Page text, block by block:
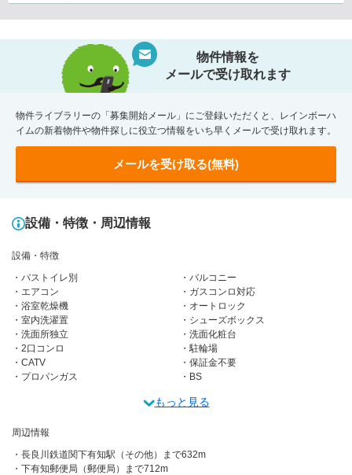
物件情報を
メールで受け取れます
物件ライブラリーの「募集開始メール」にご登録いただくと、レインボーハ
イムの新着物件や物件探しに役立つ情報をいち早くメールで受け取れます。
メールを受け取る(無料)
設備・特徴・周辺情報
設備・特徴
バストイレ別
バルコニー
エアコン
ガスコンロ対応
浴室乾燥機
オートロック
室内洗濯置
シューズボックス
洗面所独立
洗面化粧台
2口コンロ
駐輪場
CATV
保証金不要
プロパンガス
BS
もっと見る
周辺情報
長良川鉄道関下有知駅（その他）まで632m
下有知郵便局（郵便局）まで712m